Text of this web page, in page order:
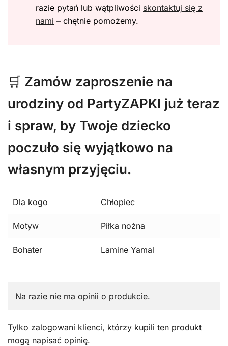
razie pytań lub wątpliwości skontaktuj się z
nami – chętnie pomożemy.
🛒 Zamów zaproszenie na
urodziny od PartyZAPKI już teraz
i spraw, by Twoje dziecko
poczuło się wyjątkowo na
własnym przyjęciu.
Dla kogo Chłopiec
Motyw Piłka nożna
Bohater Lamine Yamal
Na razie nie ma opinii o produkcie.
Tylko zalogowani klienci, którzy kupili ten produkt
mogą napisać opinię.